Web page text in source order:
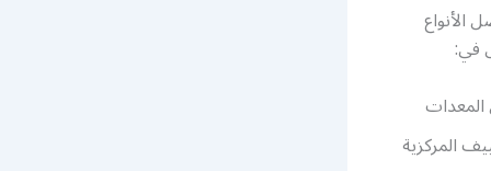
الأنواع
في:
المركزية